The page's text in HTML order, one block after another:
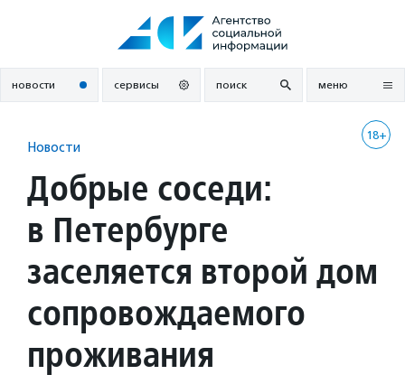
новости сервисы поиск меню
18+
Новости
Добрые соседи:
в Петербурге
заселяется второй дом
сопровождаемого
проживания